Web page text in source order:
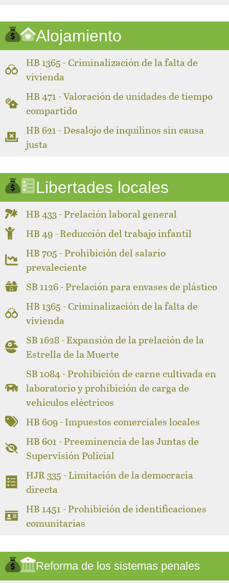
Alojamiento
HB 1365 - Criminalización de la falta de
vivienda
HB 471 - Valoración de unidades de tiempo
compartido
HB 621 - Desalojo de inquilinos sin causa
justa
Libertades locales
HB 433 - Prelación laboral general
HB 49 - Reducción del trabajo infantil
HB 705 - Prohibición del salario
prevaleciente
SB 1126 - Prelación para envases de plástico
HB 1365 - Criminalización de la falta de
vivienda
SB 1628 - Expansión de la prelación de la
Estrella de la Muerte
SB 1084 - Prohibición de carne cultivada en
laboratorio y prohibición de carga de
vehículos eléctricos
HB 609 - Impuestos comerciales locales
HB 601 - Preeminencia de las Juntas de
Supervisión Policial
HJR 335 - Limitación de la democracia
directa
HB 1451 - Prohibición de identificaciones
comunitarias
Reforma de los sistemas penales